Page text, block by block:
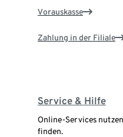
Vorauskasse
Zahlung in der Filiale
Service & Hilfe
Online-Services
finden.